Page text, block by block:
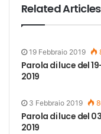
Related Articles
19 Febbraio 2019
Parola di luce del
2019
3 Febbraio 2019
Parola di luce del
2019